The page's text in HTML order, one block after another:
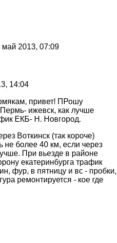
май 2013, 07:09
14:04
привет! ПРошу
Пермь- ижевск, как лучше
ЕКБ- Н. Новгород.
Воткинск (так короче)
не более 40 км, если через
При вьезде в районе
екатеринбурга трафик
фур, в пятницу и вс - пробки,
ремонтируется - кое где